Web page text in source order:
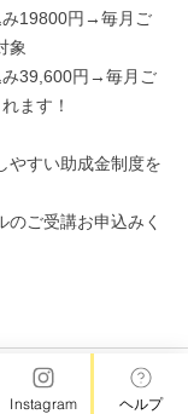
み19800円→毎月ご
象
39,600円​→毎月ご
ます！
やすい助成金制度を
ご受講お申込みく
Instagram ヘルプ